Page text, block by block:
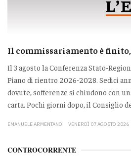
Il commissariamento è
Il 3 agosto la Conferenza Stato-
Piano di rientro 2026-2028. Sedici
dovute, sofferenze si chiudono con
carta. Pochi giorni dopo, il Consiglio
EMANUELE ARMENTANO VENERDÌ 07 AGOSTO 2026
CONTROCORRENTE